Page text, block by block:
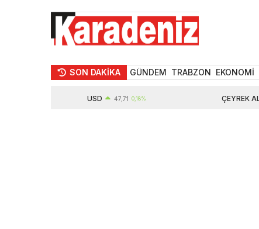
SON DAKİKA GÜNDEM TRABZON EKONOMİ
47,71 0,18% ÇEYREK ALTIN